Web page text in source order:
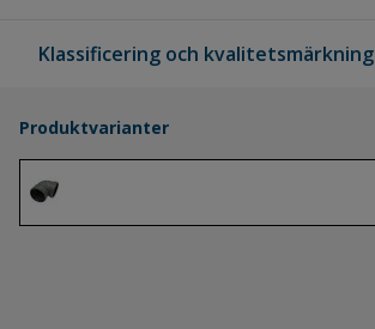
Klassificering och kvalitetsmärkning
Produktvarianter